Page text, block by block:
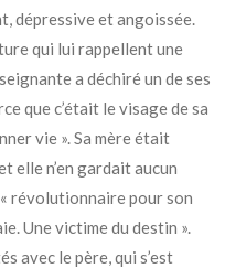
dépressive et angoissée.
qui lui rappellent une
a déchiré un de ses
que c’était le visage de sa
vie ». Sa mère était
elle n’en gardait aucun
révolutionnaire pour son
Une victime du destin ».
avec le père, qui s’est